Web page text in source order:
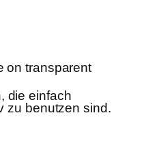
die einfach
zu benutzen sind.